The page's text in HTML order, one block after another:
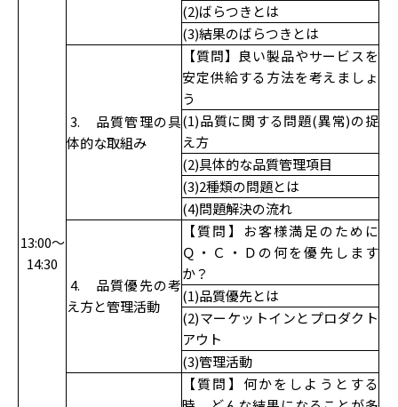
13:00～
14:30
(2)ばらつきとは
(3)結果のばらつきとは
3. 品質管理の具
体的な取組み
【質問】良い製品やサービスを
安定供給する方法を考えましょ
う
(1)品質に関する問題(異常)の捉
え方
(2)具体的な品質管理項目
(3)2種類の問題とは
(4)問題解決の流れ
4. 品質優先の考
え方と管理活動
【質問】お客様満足のために
Ｑ・Ｃ・Ｄの何を優先します
か？
(1)品質優先とは
(2)マーケットインとプロダクト
アウト
(3)管理活動
【質問】何かをしようとする